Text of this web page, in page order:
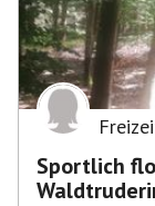
Sportlich